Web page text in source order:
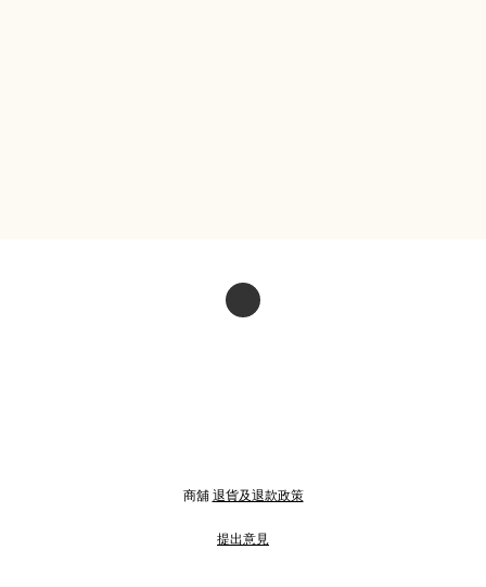
商舖 退貨及退款政策
提出意見